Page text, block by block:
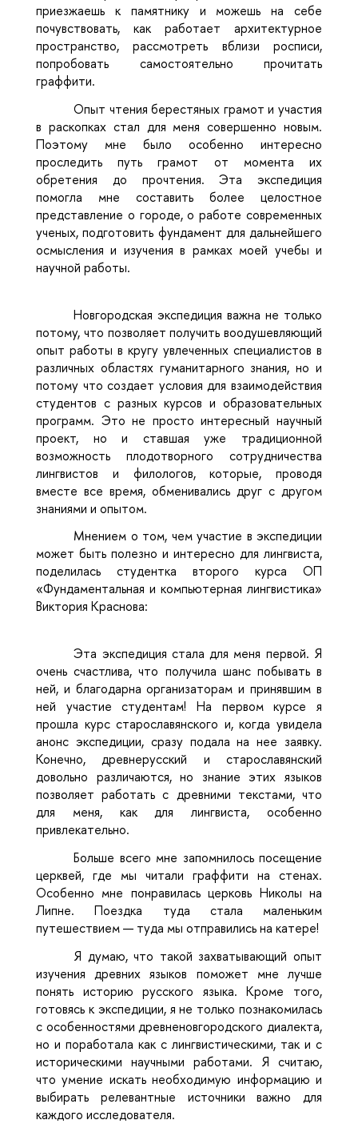
приезжаешь к памятнику и можешь на себе
почувствовать, как работает архитектурное
пространство, рассмотреть вблизи росписи,
попробовать самостоятельно прочитать
граффити.
Опыт чтения берестяных грамот и участия
в раскопках стал для меня совершенно новым.
Поэтому мне было особенно интересно
проследить путь грамот от момента их
обретения до прочтения. Эта экспедиция
помогла мне составить более целостное
представление о городе, о работе современных
ученых, подготовить фундамент для дальнейшего
осмысления и изучения в рамках моей учебы и
научной работы.
Новгородская экспедиция важна не только
потому, что позволяет получить воодушевляющий
опыт работы в кругу увлеченных специалистов в
различных областях гуманитарного знания, но и
потому что создает условия для взаимодействия
студентов с разных курсов и образовательных
программ. Это не просто интересный научный
проект, но и ставшая уже традиционной
возможность плодотворного сотрудничества
лингвистов и филологов, которые, проводя
вместе все время, обменивались друг с другом
знаниями и опытом.
Мнением о том, чем участие в экспедиции
может быть полезно и интересно для лингвиста,
поделилась студентка второго курса ОП
«Фундаментальная и компьютерная лингвистика»
Виктория Краснова:
Эта экспедиция стала для меня первой. Я
очень счастлива, что получила шанс побывать в
ней, и благодарна организаторам и принявшим в
ней участие студентам! На первом курсе я
прошла курс старославянского и, когда увидела
анонс экспедиции, сразу подала на нее заявку.
Конечно, древнерусский и старославянский
довольно различаются, но знание этих языков
позволяет работать с древними текстами, что
для меня, как для лингвиста, особенно
привлекательно.
Больше всего мне запомнилось посещение
церквей, где мы читали граффити на стенах.
Особенно мне понравилась церковь Николы на
Липне. Поездка туда стала маленьким
путешествием — туда мы отправились на катере!
Я думаю, что такой захватывающий опыт
изучения древних языков поможет мне лучше
понять историю русского языка. Кроме того,
готовясь к экспедиции, я не только познакомилась
с особенностями древненовгородского диалекта,
но и поработала как с лингвистическими, так и с
историческими научными работами. Я считаю,
что умение искать необходимую информацию и
выбирать релевантные источники важно для
каждого исследователя.